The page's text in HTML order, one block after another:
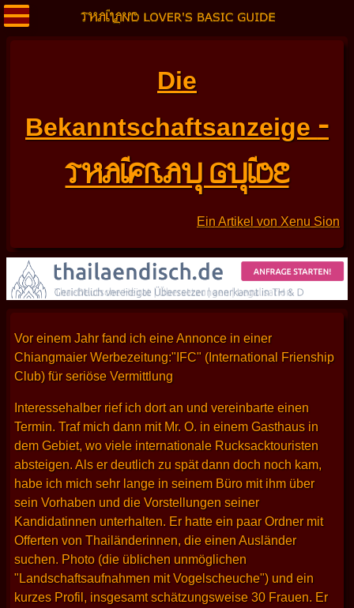
Die
Bekanntschaftsanzeige -
THAIFRAU GUIDE
Ein Artikel von Xenu Sion
Vor einem Jahr fand ich eine Annonce in einer
Chiangmaier Werbezeitung:"IFC" (International Frienship
Club) für seriöse Vermittlung
Interessehalber rief ich dort an und vereinbarte einen
Termin. Traf mich dann mit Mr. O. in einem Gasthaus in
dem Gebiet, wo viele internationale Rucksacktouristen
absteigen. Als er deutlich zu spät dann doch noch kam,
habe ich mich sehr lange in seinem Büro mit ihm über
sein Vorhaben und die Vorstellungen seiner
Kandidatinnen unterhalten. Er hatte ein paar Ordner mit
Offerten von Thailänderinnen, die einen Ausländer
suchen. Photo (die üblichen unmöglichen
"Landschaftsaufnahmen mit Vogelscheuche") und ein
kurzes Profil, insgesamt schätzungsweise 30 Frauen. Er